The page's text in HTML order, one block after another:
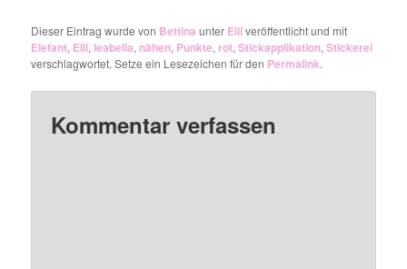
Dieser Eintrag wurde von Bettina unter Elliveröffentlicht und mit
Elefant, Elli, leabella, nähen, Punkte, rot,Stickapplikation,Stickerei
verschlagwortet. Setze ein Lesezeichen für den Permalink.
Kommentar verfassen